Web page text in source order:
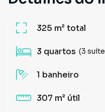
325 m²total
3 quartos (3
1 banheiro
307 m² útil